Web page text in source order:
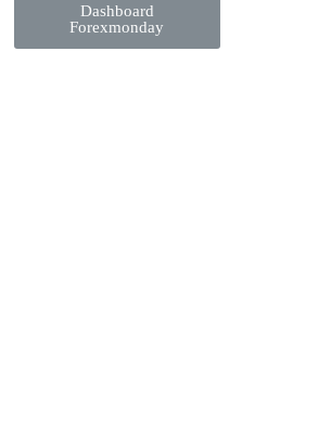
Dashboard
Forexmonday